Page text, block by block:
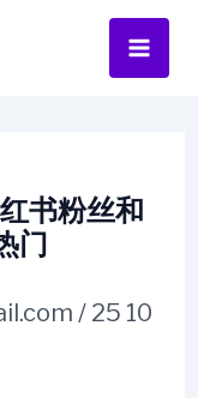
书粉丝和
门
/ 25 10